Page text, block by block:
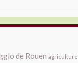
de Rouen agriculture